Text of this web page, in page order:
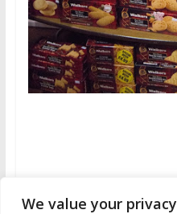
We value your privacy